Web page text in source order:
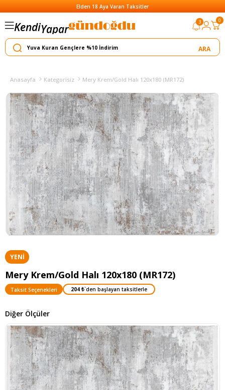
Elden 18 Aya Varan Taksitler
KendiYapar
Satar
3 0
Anasayfa Kategorisiz Mery Krem/Gold Halı 120x180 (MR172)
YENI
ÜRÜN
Mery Krem/Gold Halı 120x180 (MR172)
Taksit Seçenekleri 204 ₺`den başlayan taksitlerle
Diğer Ölçüler